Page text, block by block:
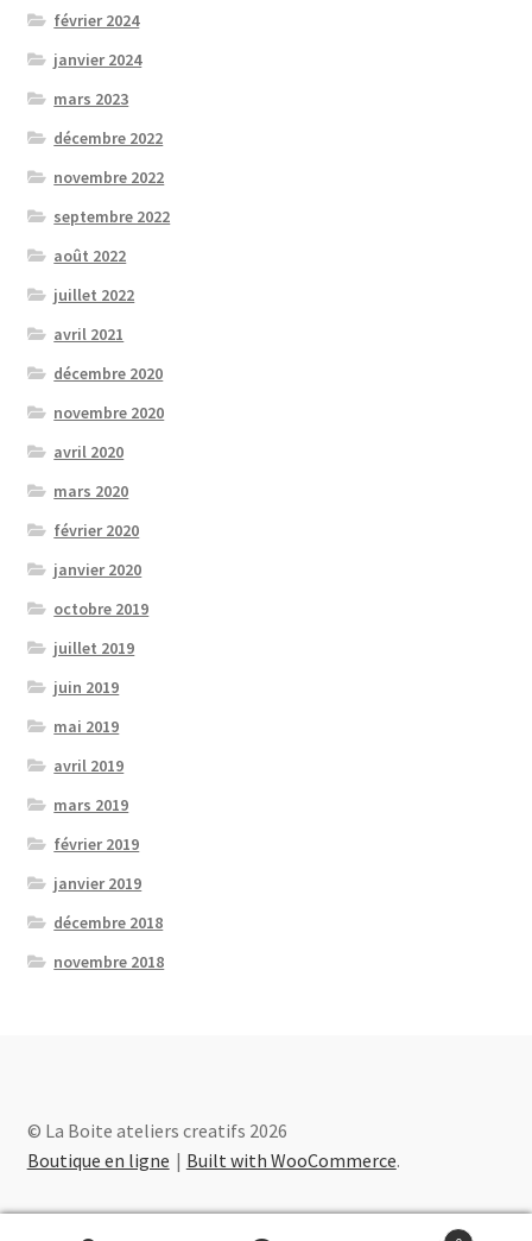
février 2024
janvier 2024
mars 2023
décembre 2022
novembre 2022
septembre 2022
août 2022
juillet 2022
avril 2021
décembre 2020
novembre 2020
avril 2020
mars 2020
février 2020
janvier 2020
octobre 2019
juillet 2019
juin 2019
mai 2019
avril 2019
mars 2019
février 2019
janvier 2019
décembre 2018
novembre 2018
© La Boite ateliers creatifs 2026
Boutique en ligne
Built with WooCommerce.